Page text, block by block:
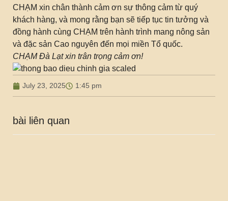
CHẠM xin chân thành cảm ơn sự thông cảm từ quý
khách hàng, và mong rằng bạn sẽ tiếp tục tin tưởng và
đồng hành cùng CHẠM trên hành trình mang nông sản
và đặc sản Cao nguyên đến mọi miền Tổ quốc.
CHẠM Đà Lạt xin trân trọng cảm ơn!
July 23, 2025 1:45 pm
bài liên quan